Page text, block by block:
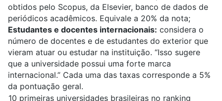
obtidos pelo Scopus, da Elsevier, banco de dados de
periódicos acadêmicos. Equivale a 20% da nota;
Estudantes e docentes internacionais: considera o
número de docentes e de estudantes do exterior que
vieram atuar ou estudar na instituição. “Isso sugere
que a universidade possui uma forte marca
internacional.” Cada uma das taxas corresponde a 5%
da pontuação geral.
10 primeiras universidades brasileiras no ranking